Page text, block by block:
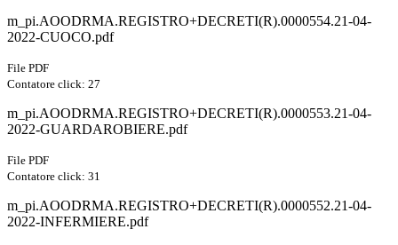
m_pi.AOODRMA.REGISTRO+DECRETI(R).0000554.21-04-
2022-CUOCO.pdf
File PDF
Contatore click: 27
m_pi.AOODRMA.REGISTRO+DECRETI(R).0000553.21-04-
2022-GUARDAROBIERE.pdf
File PDF
Contatore click: 31
m_pi.AOODRMA.REGISTRO+DECRETI(R).0000552.21-04-
2022-INFERMIERE.pdf